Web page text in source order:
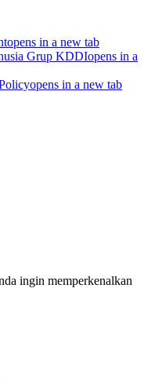
opens in a new tab
Grup KDDIopens in a
opens in a new tab
ingin memperkenalkan